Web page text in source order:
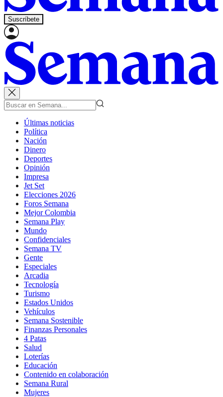
Suscríbete
Últimas noticias
Política
Nación
Dinero
Deportes
Opinión
Impresa
Jet Set
Elecciones 2026
Foros Semana
Mejor Colombia
Semana Play
Mundo
Confidenciales
Semana TV
Gente
Especiales
Arcadia
Tecnología
Turismo
Estados Unidos
Vehículos
Semana Sostenible
Finanzas Personales
4 Patas
Salud
Loterías
Educación
Contenido en colaboración
Semana Rural
Mujeres